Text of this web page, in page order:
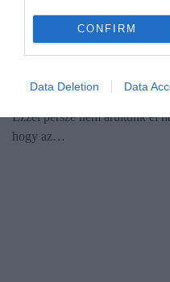
CONFIRM
Data Deletion Data
INGATLAN
Erre futja 40 millióból
Nem mindegy, hogy hol, nem
alapterületű otthont keres a
Ezzel persze nem árultunk el
hogy az…